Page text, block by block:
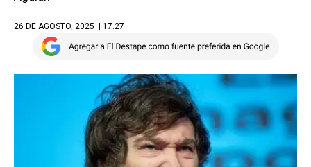
26 DE AGOSTO, 2025 | 17.27